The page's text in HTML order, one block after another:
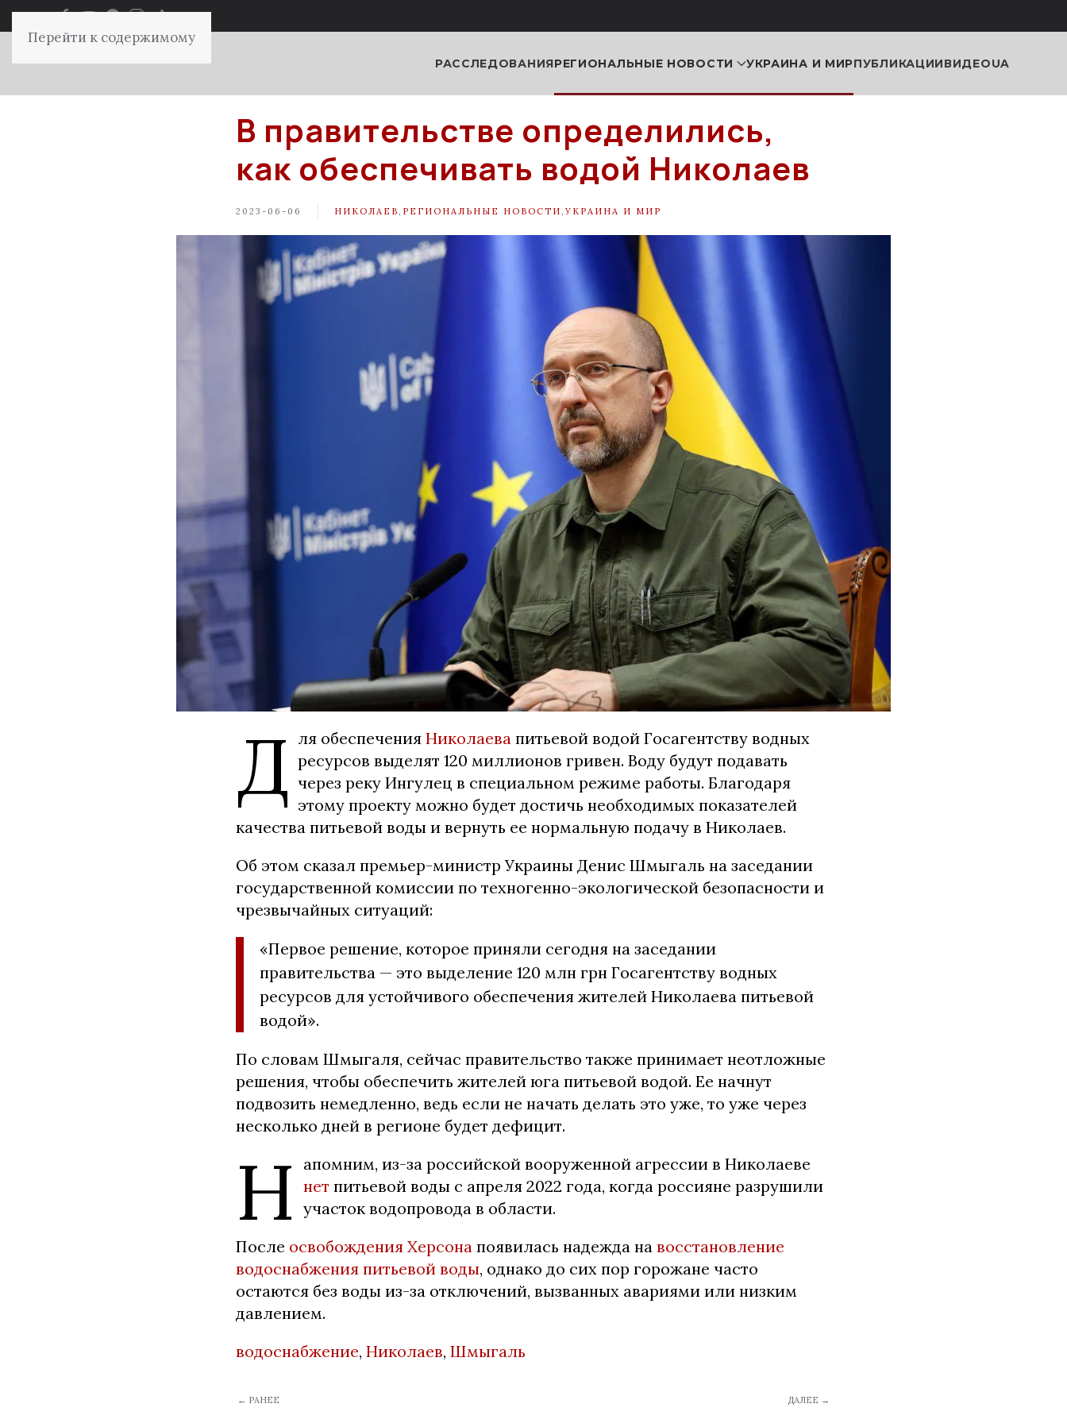
Перейти к содержимому
РАССЛЕДОВАНИЯРЕГИОНАЛЬНЫЕ НОВОСТИ УКРАИНА И МИРПУБЛИКАЦИИВИДЕОUA
В правительстве определились,
как обеспечивать водой Николаев
2023-06-06 НИКОЛАЕВ РЕГИОНАЛЬНЫЕ НОВОСТИ УКРАИНА И МИР
Д ля обеспечения Николаева питьевой водой Госагентству водных
ресурсов выделят 120 миллионов гривен. Воду будут подавать
через реку Ингулец в специальном режиме работы. Благодаря
этому проекту можно будет достичь необходимых показателей
качества питьевой воды и вернуть ее нормальную подачу в Николаев.
Об этом сказал премьер-министр Украины Денис Шмыгаль на заседании
государственной комиссии по техногенно-экологической безопасности и
чрезвычайных ситуаций:
«Первое решение, которое приняли сегодня на заседании
правительства — это выделение 120 млн грн Госагентству водных
ресурсов для устойчивого обеспечения жителей Николаева питьевой
водой».
По словам Шмыгаля, сейчас правительство также принимает неотложные
решения, чтобы обеспечить жителей юга питьевой водой. Ее начнут
подвозить немедленно, ведь если не начать делать это уже, то уже через
несколько дней в регионе будет дефицит.
Н
апомним, из-за российской вооруженной агрессии в Николаеве
нет питьевой воды с апреля 2022 года, когда россияне разрушили
участок водопровода в области.
После освобождения Херсона появилась надежда на восстановление
водоснабжения питьевой воды, однако до сих пор горожане часто
остаются без воды из-за отключений, вызванных авариями или низким
давлением.
водоснабжение, Николаев, Шмыгаль
← РАНЕЕ ДАЛЕЕ →